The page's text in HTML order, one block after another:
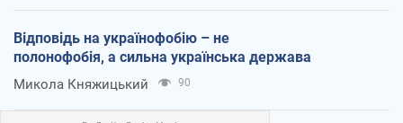
Відповідь на українофобію – не
полонофобія, а сильна українська держава
Микола Княжицький 90